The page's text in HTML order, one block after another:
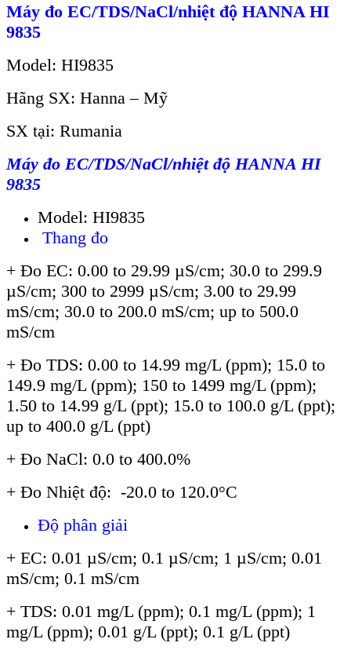
Máy đo EC/TDS/NaCl/nhiệt độ HANNA HI
9835
Model: HI9835
Hãng SX: Hanna – Mỹ
SX tại: Rumania
Máy đo EC/TDS/NaCl/nhiệt độ HANNA HI
9835
Model: HI9835
Thang đo
+ Đo EC: 0.00 to 29.99 µS/cm; 30.0 to 299.9
µS/cm; 300 to 2999 µS/cm; 3.00 to 29.99
mS/cm; 30.0 to 200.0 mS/cm; up to 500.0
mS/cm
+ Đo TDS: 0.00 to 14.99 mg/L (ppm); 15.0 to
149.9 mg/L (ppm); 150 to 1499 mg/L (ppm);
1.50 to 14.99 g/L (ppt); 15.0 to 100.0 g/L (ppt);
up to 400.0 g/L (ppt)
+ Đo NaCl: 0.0 to 400.0%
+ Đo Nhiệt độ: -20.0 to 120.0°C
Độ phân giải
+ EC: 0.01 µS/cm; 0.1 µS/cm; 1 µS/cm; 0.01
mS/cm; 0.1 mS/cm
+ TDS: 0.01 mg/L (ppm); 0.1 mg/L (ppm); 1
mg/L (ppm); 0.01 g/L (ppt); 0.1 g/L (ppt)